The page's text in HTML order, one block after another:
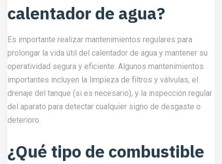
calentador de agua?
Es importante realizar mantenimientos regulares para
prolongar la vida útil del calentador de agua y mantener su
operatividad segura y eficiente. Algunos mantenimientos
importantes incluyen la limpieza de filtros y válvulas, el
drenaje del tanque (si es necesario), y la inspección regular
del aparato para detectar cualquier signo de desgaste o
deterioro.
¿Qué tipo de combustible